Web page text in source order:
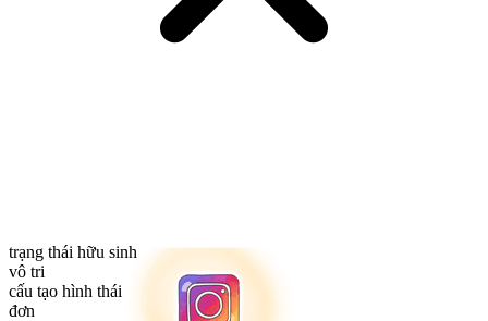
trạng thái hữu sinh
vô tri
cấu tạo hình thái
đơn